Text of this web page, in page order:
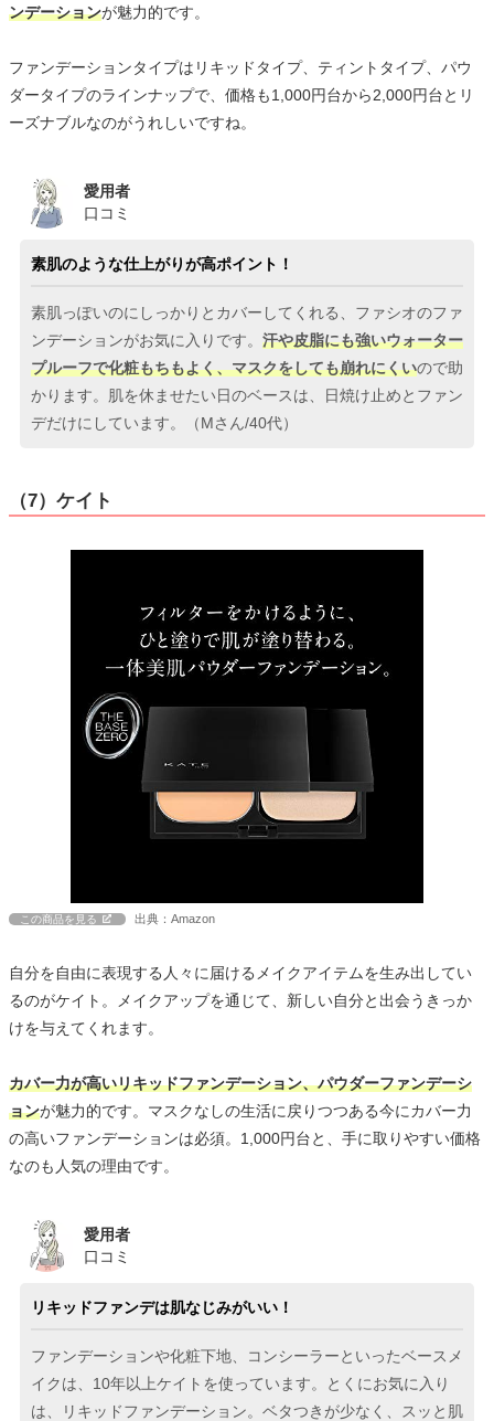
ンデーションが魅力的です。
ファンデーションタイプはリキッドタイプ、ティントタイプ、パウ
ダータイプのラインナップで、価格も1,000円台から2,000円台とリ
ーズナブルなのがうれしいですね。
愛用者
口コミ
素肌のような仕上がりが高ポイント！
素肌っぽいのにしっかりとカバーしてくれる、ファシオのファ
ンデーションがお気に入りです。 汗や皮脂にも強いウォーター
プルーフで化粧もちもよく、マスクをしても崩れにくいので助
かります。肌を休ませたい日のベースは、日焼け止めとファン
デだけにしています。（Mさん/40代）
（7）ケイト
この商品を見る 出典：Amazon
自分を自由に表現する人々に届けるメイクアイテムを生み出してい
るのがケイト。メイクアップを通じて、新しい自分と出会うきっか
けを与えてくれます。
カバー力が高いリキッドファンデーション、パウダーファンデーシ
ョンが魅力的です。マスクなしの生活に戻りつつある今にカバー力
の高いファンデーションは必須。1,000円台と、手に取りやすい価格
なのも人気の理由です。
愛用者
口コミ
リキッドファンデは肌なじみがいい！
ファンデーションや化粧下地、コンシーラーといったベースメ
イクは、10年以上ケイトを使っています。とくにお気に入り
は、リキッドファンデーション。ベタつきが少なく、スッと肌